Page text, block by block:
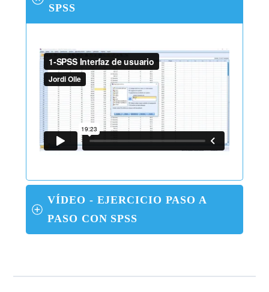
SPSS
VÍDEO - EJERCICIO PASO A
PASO CON SPSS